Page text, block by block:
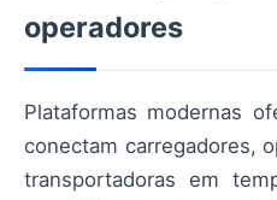
operadores
Plataformas modernas
conectam carregadores,
transportadoras em